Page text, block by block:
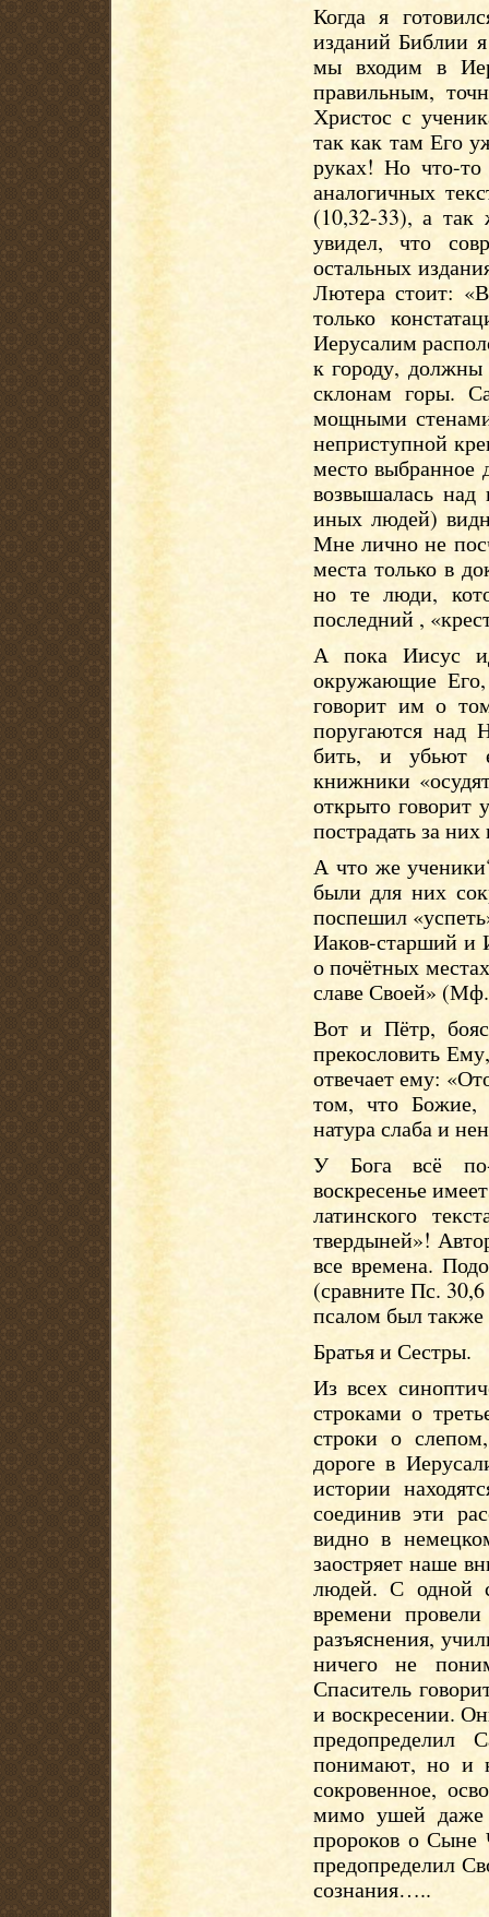
Когда я
изданий Библии
мы входим в
правильным,
Христос с
так как там Его
руках! Но что-
аналогичных
(10,32-33), а
увидел, что
остальных
Лютера стоит:
только
Иерусалим
к городу,
склонам горы.
мощными
неприступной
место выбранное
возвышалась
иных людей)
Мне лично не
места только в
но те люди,
последний ,
А пока Иисус
окружающие
говорит им о
поругаются над
бить, и убьют
книжники
открыто говорит
пострадать за
А что же
были для них
поспешил
Иаков-старший и
о почётных
славе Своей»
Вот и Пётр,
прекословить
отвечает ему:
том, что Божие,
натура слаба и
У Бога всё по-
воскресенье
латинского
твердыней»!
все времена.
(сравните Пс.
псалом был
Братья и Сестры.
Из всех
строками о
строки о
дороге в
истории
соединив эти
видно в
заостряет наше
людей. С одной
времени
разъяснения,
ничего не
Спаситель
и воскресении.
понимают, но и
сокровенное,
мимо ушей даже
пророков о Сыне
предопределил
сознания…..